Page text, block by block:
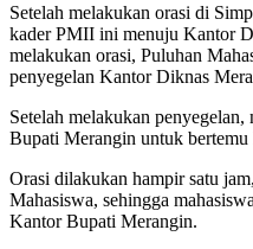
Setelah melakukan orasi di
kader PMII ini menuju Kantor
melakukan orasi, Puluhan
penyegelan Kantor Diknas
Setelah melakukan
Bupati Merangin untuk
Orasi dilakukan hampir satu
Mahasiswa, sehingga
Kantor Bupati Merangin.